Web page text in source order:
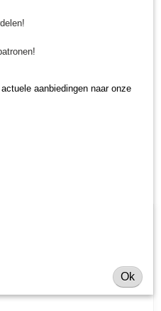
ME1
ME1 Zijrotor voor…
aanbiedingen naar onze
Ok